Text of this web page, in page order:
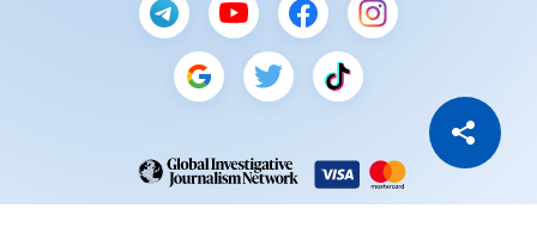
Copiază Link